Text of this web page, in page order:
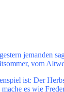
jemanden
vom
ist: Der
es wie